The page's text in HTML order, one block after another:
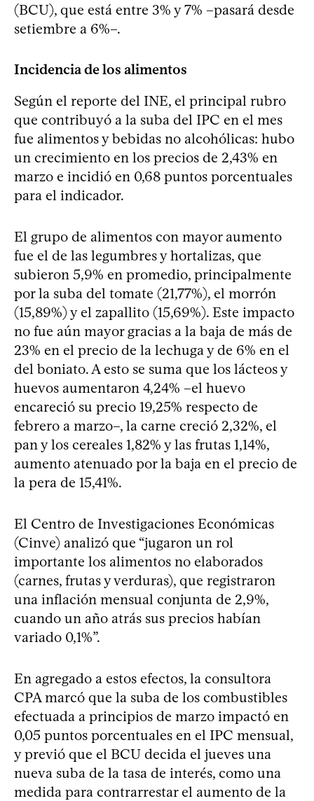
(BCU), que está entre 3% y 7% –pasará desde
setiembre a 6%–.
Incidencia de los alimentos
Según el reporte del INE, el principal rubro
que contribuyó a la suba del IPC en el mes
fue alimentos y bebidas no alcohólicas: hubo
un crecimiento en los precios de 2,43% en
marzo e incidió en 0,68 puntos porcentuales
para el indicador.
El grupo de alimentos con mayor aumento
fue el de las legumbres y hortalizas, que
subieron 5,9% en promedio, principalmente
por la suba del tomate (21,77%), el morrón
(15,89%) y el zapallito (15,69%). Este impacto
no fue aún mayor gracias a la baja de más de
23% en el precio de la lechuga y de 6% en el
del boniato. A esto se suma que los lácteos y
huevos aumentaron 4,24% –el huevo
encareció su precio 19,25% respecto de
febrero a marzo–, la carne creció 2,32%, el
pan y los cereales 1,82% y las frutas 1,14%,
aumento atenuado por la baja en el precio de
la pera de 15,41%.
El Centro de Investigaciones Económicas
(Cinve) analizó que “jugaron un rol
importante los alimentos no elaborados
(carnes, frutas y verduras), que registraron
una inflación mensual conjunta de 2,9%,
cuando un año atrás sus precios habían
variado 0,1%”.
En agregado a estos efectos, la consultora
CPA marcó que la suba de los combustibles
efectuada a principios de marzo impactó en
0,05 puntos porcentuales en el IPC mensual,
y previó que el BCU decida el jueves una
nueva suba de la tasa de interés, como una
medida para contrarrestar el aumento de la